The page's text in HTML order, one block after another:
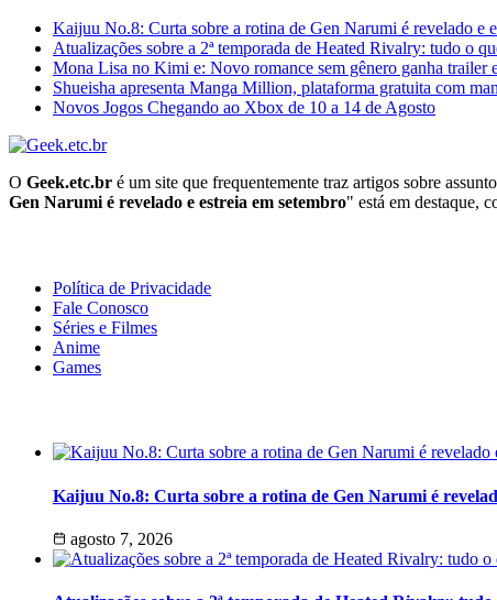
Kaijuu No.8: Curta sobre a rotina de Gen Narumi é revelado e
Atualizações sobre a 2ª temporada de Heated Rivalry: tudo o
Mona Lisa no Kimi e: Novo romance sem gênero ganha trailer
Shueisha apresenta Manga Million, plataforma gratuita com
Novos Jogos Chegando ao Xbox de 10 a 14 de Agosto
O Geek.etc.br é um site que frequentemente traz artigos sobre
Gen Narumi é revelado e estreia em setembro" está em destaque,
Política de Privacidade
Fale Conosco
Séries e Filmes
Anime
Games
Kaijuu No.8: Curta sobre a rotina de Gen Narumi é
agosto 7, 2026